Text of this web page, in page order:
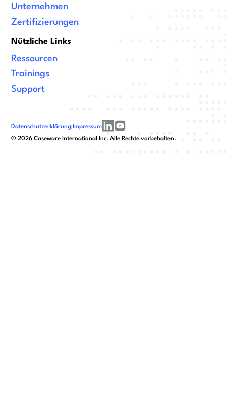
Unternehmen
Zertifizierungen
Nützliche Links
Ressourcen
Trainings
Support
©2026 Caseware International Inc. Alle Rechte vorbehalten.
Datenschutzerklärung | Impressum
linkedinyoutube